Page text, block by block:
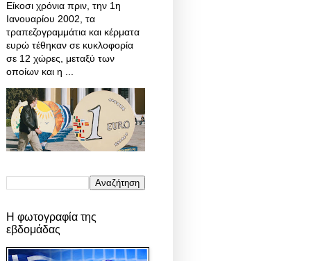
Είκοσι χρόνια πριν, την 1η
Ιανουαρίου 2002, τα
τραπεζογραμμάτια και κέρματα
ευρώ τέθηκαν σε κυκλοφορία
σε 12 χώρες, μεταξύ των
οποίων και η ...
Η φωτογραφία της
εβδομάδας